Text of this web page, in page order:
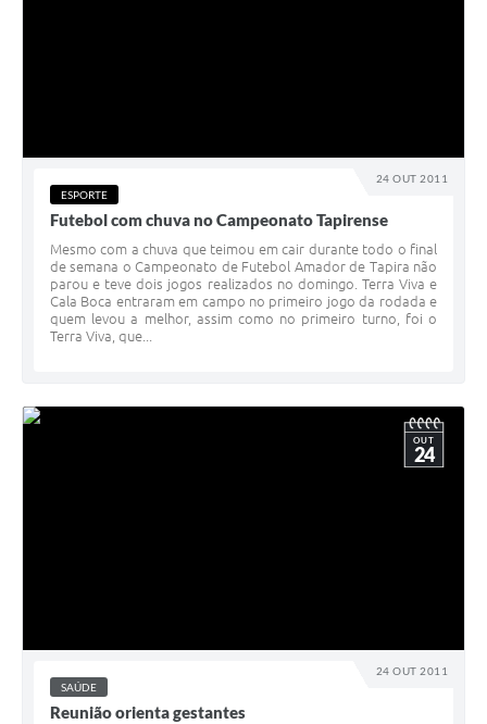
24 OUT 2011
ESPORTE
Futebol com chuva no Campeonato Tapirense
Mesmo com a chuva que teimou em cair durante todo o final
de semana o Campeonato de Futebol Amador de Tapira não
parou e teve dois jogos realizados no domingo. Terra Viva e
Cala Boca entraram em campo no primeiro jogo da rodada e
quem levou a melhor, assim como no primeiro turno, foi o
Terra Viva, que...
24 OUT 2011
OUT
24
SAÚDE
Reunião orienta gestantes